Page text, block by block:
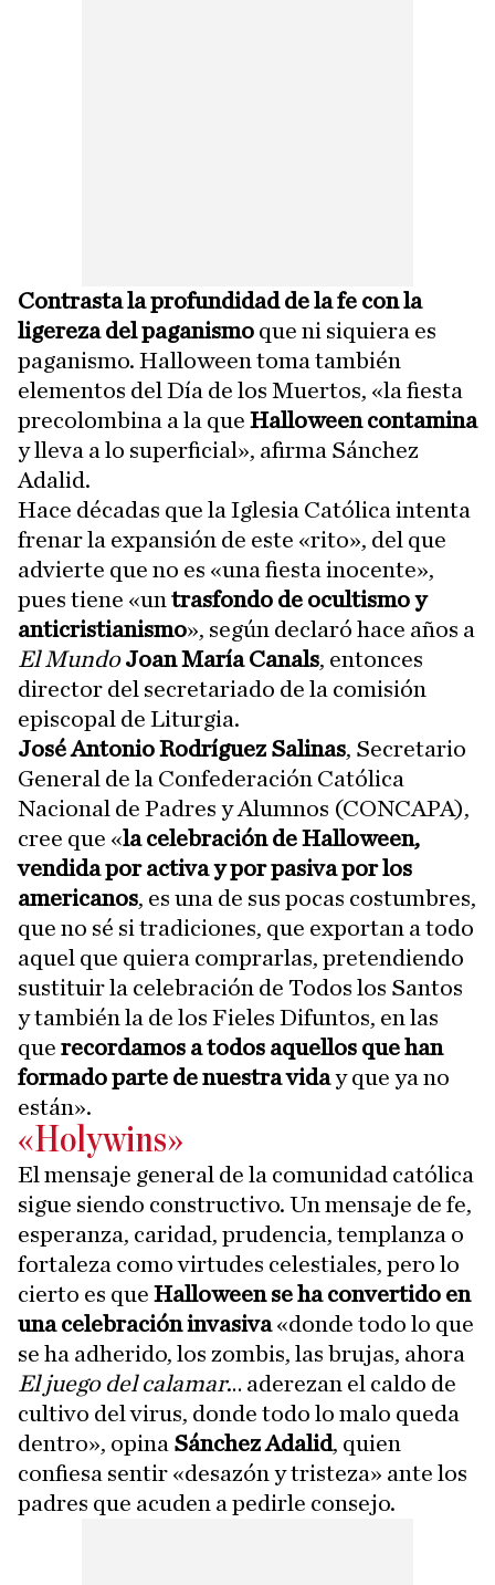
Contrasta la profundidad de la fe con la
ligereza del paganismo que ni siquiera es
paganismo. Halloween toma también
elementos del Día de los Muertos, «la fiesta
precolombina a la que Halloween contamina
y lleva a lo superficial», afirma Sánchez
Adalid.
Hace décadas que la Iglesia Católica intenta
frenar la expansión de este «rito», del que
advierte que no es «una fiesta inocente»,
pues tiene «un trasfondo de ocultismo y
anticristianismo», según declaró hace años a
El Mundo Joan María Canals, entonces
director del secretariado de la comisión
episcopal de Liturgia.
José Antonio Rodríguez Salinas, Secretario
General de la Confederación Católica
Nacional de Padres y Alumnos (CONCAPA),
cree que «la celebración de Halloween,
vendida por activa y por pasiva por los
americanos, es una de sus pocas costumbres,
que no sé si tradiciones, que exportan a todo
aquel que quiera comprarlas, pretendiendo
sustituir la celebración de Todos los Santos
y también la de los Fieles Difuntos, en las
que recordamos a todos aquellos que han
formado parte de nuestra viday que ya no
están».
«Holywins»
El mensaje general de la comunidad católica
sigue siendo constructivo. Un mensaje de fe,
esperanza, caridad, prudencia, templanza o
fortaleza como virtudes celestiales, pero lo
cierto es que Halloween se ha convertido en
una celebración invasiva«donde todo lo que
se ha adherido, los zombis, las brujas, ahora
El juego del calamar… aderezan el caldo de
cultivo del virus, donde todo lo malo queda
dentro», opina Sánchez Adalid, quien
confiesa sentir «desazón y tristeza» ante los
padres que acuden a pedirle consejo.